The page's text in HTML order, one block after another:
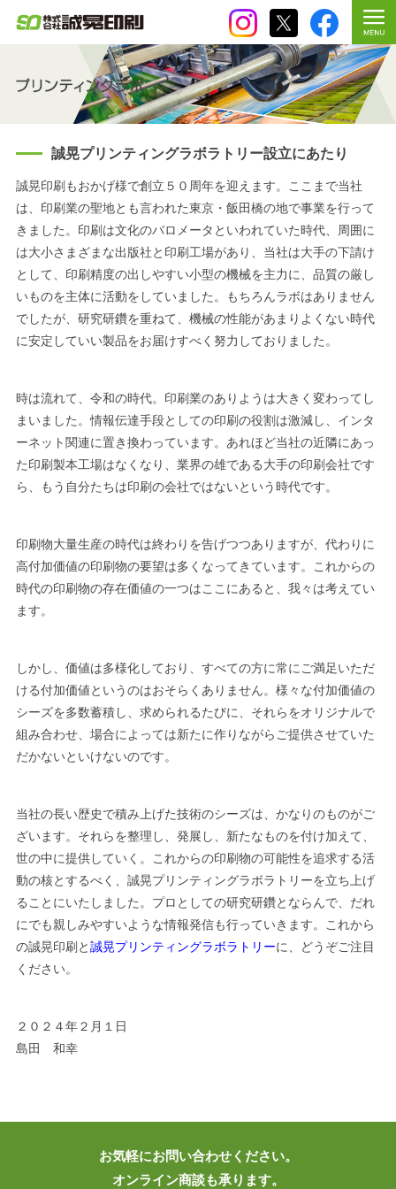
誠晃プリンティングラボラトリー設立にあたり
誠晃印刷もおかげ様で創立５０周年を迎えます。ここまで当社
は、印刷業の聖地とも言われた東京・飯田橋の地で事業を行って
きました。印刷は文化のバロメータといわれていた時代、周囲に
は大小さまざまな出版社と印刷工場があり、当社は大手の下請け
として、印刷精度の出しやすい小型の機械を主力に、品質の厳し
いものを主体に活動をしていました。もちろんラボはありません
でしたが、研究研鑽を重ねて、機械の性能があまりよくない時代
に安定していい製品をお届けすべく努力しておりました。
時は流れて、令和の時代。印刷業のありようは大きく変わってし
まいました。情報伝達手段としての印刷の役割は激減し、インタ
ーネット関連に置き換わっています。あれほど当社の近隣にあっ
た印刷製本工場はなくなり、業界の雄である大手の印刷会社です
ら、もう自分たちは印刷の会社ではないという時代です。
印刷物大量生産の時代は終わりを告げつつありますが、代わりに
高付加価値の印刷物の要望は多くなってきています。これからの
時代の印刷物の存在価値の一つはここにあると、我々は考えてい
ます。
しかし、価値は多様化しており、すべての方に常にご満足いただ
ける付加価値というのはおそらくありません。様々な付加価値の
シーズを多数蓄積し、求められるたびに、それらをオリジナルで
組み合わせ、場合によっては新たに作りながらご提供させていた
だかないといけないのです。
当社の長い歴史で積み上げた技術のシーズは、かなりのものがご
ざいます。それらを整理し、発展し、新たなものを付け加えて、
世の中に提供していく。これからの印刷物の可能性を追求する活
動の核とするべく、誠晃プリンティングラボラトリーを立ち上げ
ることにいたしました。プロとしての研究研鑽とならんで、だれ
にでも親しみやすいような情報発信も行っていきます。これから
の誠晃印刷と誠晃プリンティングラボラトリーに、どうぞご注目
ください。
２０２４年２月１日
島田 和幸
お気軽にお問い合わせください。
オンライン商談も承ります。